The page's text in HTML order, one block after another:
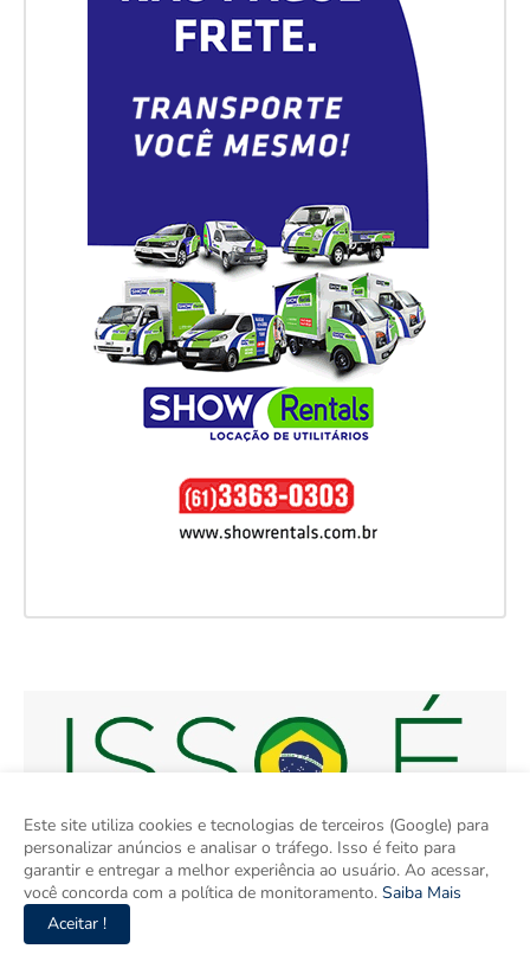
Este site utiliza cookies e tecnologias de terceiros (Google) para
personalizar anúncios e analisar o tráfego. Isso é feito para
garantir e entregar a melhor experiência ao usuário. Ao acessar,
você concorda com a política de monitoramento. Saiba Mais
Aceitar !